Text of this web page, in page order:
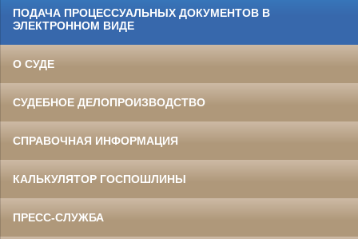
ПОДАЧА ПРОЦЕССУАЛЬНЫХ ДОКУМЕНТОВ В
ЭЛЕКТРОННОМ ВИДЕ
О СУДЕ
СУДЕБНОЕ ДЕЛОПРОИЗВОДСТВО
СПРАВОЧНАЯ ИНФОРМАЦИЯ
КАЛЬКУЛЯТОР ГОСПОШЛИНЫ
ПРЕСС-СЛУЖБА